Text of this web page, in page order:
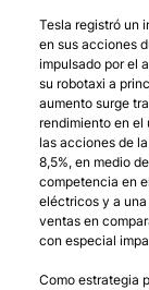
Tesla registró un
en sus acciones
impulsado por el
su robotaxi a
aumento surge
rendimiento en el
las acciones de
8,5%, en medio
competencia en
eléctricos y a
ventas en
con especial
Como estrategia